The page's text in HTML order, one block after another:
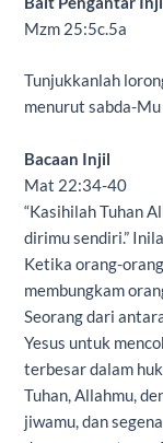
Mzm 25:5c.5a
Tunjukkanlah
menurut sabda-Mu
Bacaan Injil
Mat 22:34-40
“Kasihilah Tuhan
dirimu sendiri.”
Ketika orang-
membungkam
Seorang dari
Yesus untuk
terbesar dalam
Tuhan, Allahmu,
jiwamu, dan